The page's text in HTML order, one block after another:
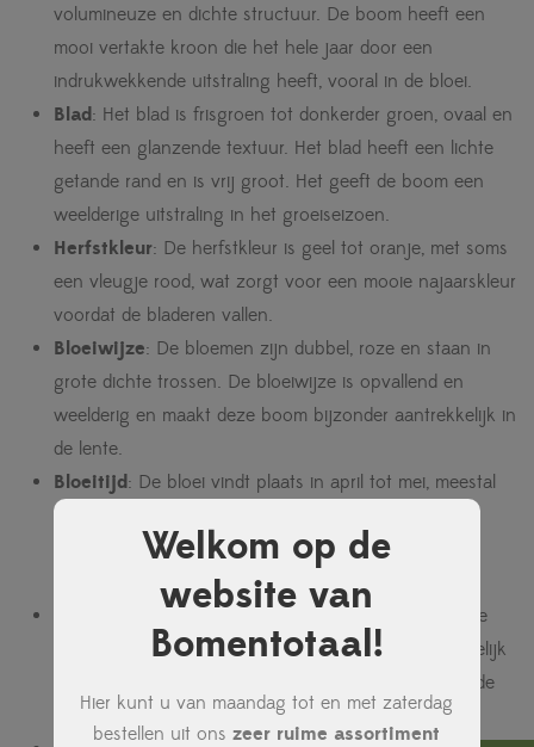
Welkom op de
website van
Bomentotaal!
Hier kunt u van maandag tot en met zaterdag
bestellen uit onszeer ruime assortiment
volumineuze en dichte structuur. De boom heeft een
mooi vertakte kroon die het hele jaar door een
indrukwekkende uitstraling heeft, vooral in de bloei.
Blad: Het blad is frisgroen tot donkerder groen, ovaal en
heeft een glanzende textuur. Het blad heeft een lichte
getande rand en is vrij groot. Het geeft de boom een
weelderige uitstraling in het groeiseizoen.
Herfstkleur: De herfstkleur is geel tot oranje, met soms
een vleugje rood, wat zorgt voor een mooie najaarskleur
voordat de bladeren vallen.
Bloeiwijze: De bloemen zijn dubbel, roze en staan in
grote dichte trossen. De bloeiwijze is opvallend en
weelderig en maakt deze boom bijzonder aantrekkelijk in
de lente.
Bloeitijd: De bloei vindt plaats in april tot mei, meestal
net voor de bladeren volledig uitlopen, waardoor de
bloemen opvallen en de boom een spectaculair
: Prunus Kanzan produceert kleine, donkere
kersen die vaak niet eetbaar zijn, maar wel aantrekkelijk
voor vogels. Ze blijven aan de boom hangen nadat de
bloemen zijn verwelkt.